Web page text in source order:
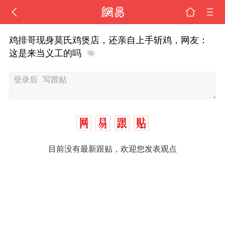
鸡排哥现身莫氏鸡煲店，还亲自上手斩鸡，网友：
这是来当义工的吗
目前没有最新跟贴，欢迎您发表观点